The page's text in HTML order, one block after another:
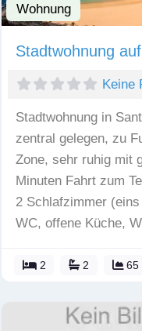
Wohnung
Stadtwohnung
Keine
Stadtwohnung in
zentral gelegen, zu
Zone, sehr ruhig mit
Minuten Fahrt zum
2 Schlafzimmer
WC, offene Küche,
2 2 65